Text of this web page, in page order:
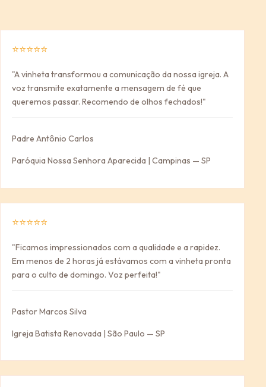
⭐⭐⭐⭐⭐
"A vinheta transformou a comunicação da nossa igreja. A
voz transmite exatamente a mensagem de fé que
queremos passar. Recomendo de olhos fechados!"
Padre Antônio Carlos
Paróquia Nossa Senhora Aparecida | Campinas — SP
⭐⭐⭐⭐⭐
"Ficamos impressionados com a qualidade e a rapidez.
Em menos de 2 horas já estávamos com a vinheta pronta
para o culto de domingo. Voz perfeita!"
Pastor Marcos Silva
Igreja Batista Renovada | São Paulo — SP